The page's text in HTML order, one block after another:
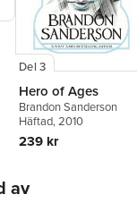
Del 3
Hero of Ages
Brandon Sanderson
Häftad, 2010
239 kr
av